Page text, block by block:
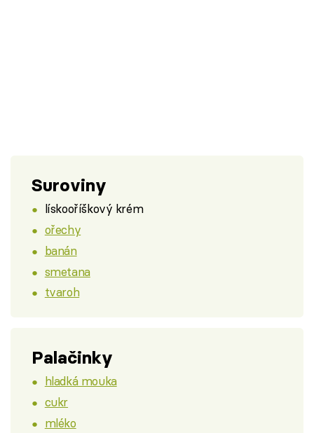
Suroviny
lískooříškový krém
ořechy
banán
smetana
tvaroh
Palačinky
hladká mouka
cukr
mléko